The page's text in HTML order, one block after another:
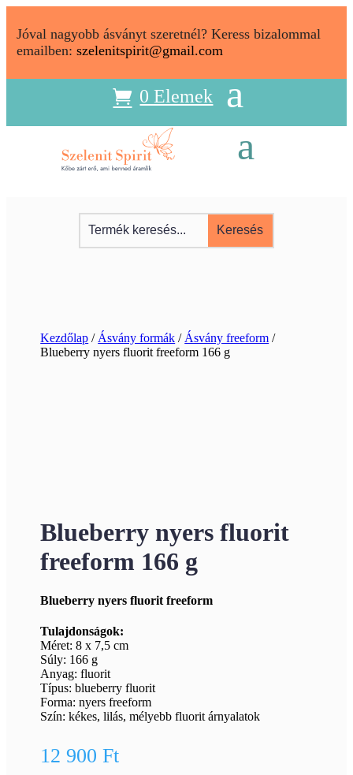
Jóval nagyobb ásványt szeretnél? Keress bizalommal
emailben: szelenitspirit@gmail.com
0 Elemek
Kezdőlap / Ásvány formák / Ásvány freeform /
Blueberry nyers fluorit freeform 166 g
Blueberry nyers fluorit
freeform 166 g
Blueberry nyers fluorit freeform
Tulajdonságok:
Méret: 8 x 7,5 cm
Súly: 166 g
Anyag: fluorit
Típus: blueberry fluorit
Forma: nyers freeform
Szín: kékes, lilás, mélyebb fluorit árnyalatok
12 900Ft